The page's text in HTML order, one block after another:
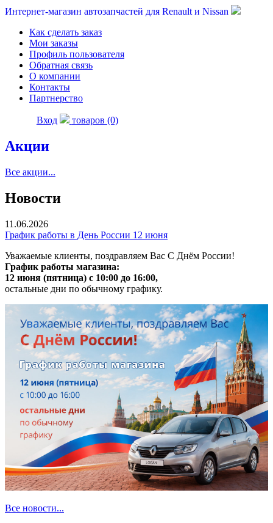
Интернет-магазин автозапчастей для Renault и Nissan
Как сделать заказ
Мои заказы
Профиль пользователя
Обратная связь
О компании
Контакты
Партнерство
Вход товаров (0)
Акции
Все акции...
Новости
11.06.2026
График работы в День России 12 июня
Уважаемые клиенты, поздравляем Вас С Днём России!
График работы магазина:
12 июня (пятница) с 10:00 до 16:00,
остальные дни по обычному графику.
Все новости...